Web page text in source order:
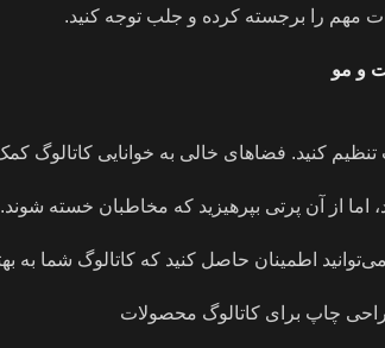
مهم را برجسته کرده و جلب توجه کنید.
و مو
کنید. فضاهای خالی به خوانایی کاتالوگ
اما از آن پرتی بپرهیزید که مخاطبان خسته شوند.
اطمینان حاصل کنید که کاتالوگ شما به